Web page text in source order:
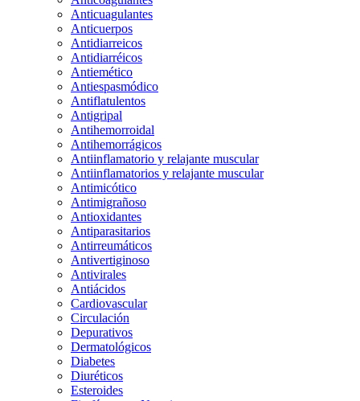
Anticuagulantes
Anticuerpos
Antidiarreicos
Antidiarréicos
Antiemético
Antiespasmódico
Antiflatulentos
Antigripal
Antihemorroidal
Antihemorrágicos
Antiinflamatorio y relajante muscular
Antiinflamatorios y relajante muscular
Antimicótico
Antimigrañoso
Antioxidantes
Antiparasitarios
Antirreumáticos
Antivertiginoso
Antivirales
Antiácidos
Cardiovascular
Circulación
Depurativos
Dermatológicos
Diabetes
Diuréticos
Esteroides